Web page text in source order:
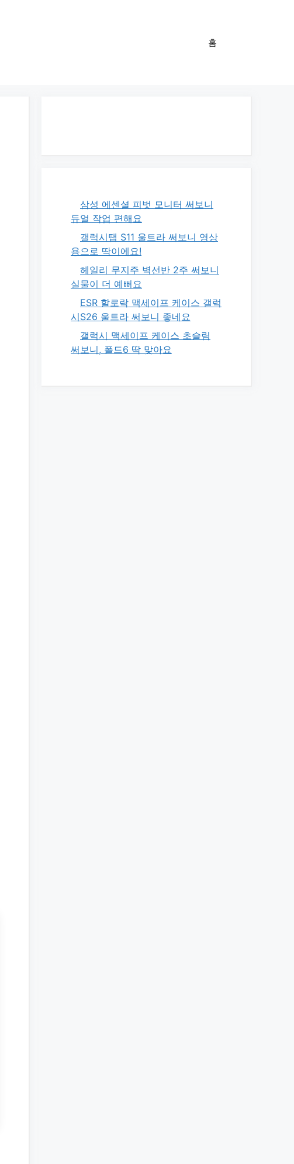
홈
삼성 에센셜 피벗 모니터 써보니
듀얼 작업 편해요
갤럭시탭 S11 울트라 써보니 영상
용으로 딱이에요!
헤일리 무지주 벽선반 2주 써보니
실물이 더 예뻐요
ESR 할로락 맥세이프 케이스 갤럭
시S26 울트라 써보니 좋네요
갤럭시 맥세이프 케이스 초슬림
써보니, 폴드6 딱 맞아요